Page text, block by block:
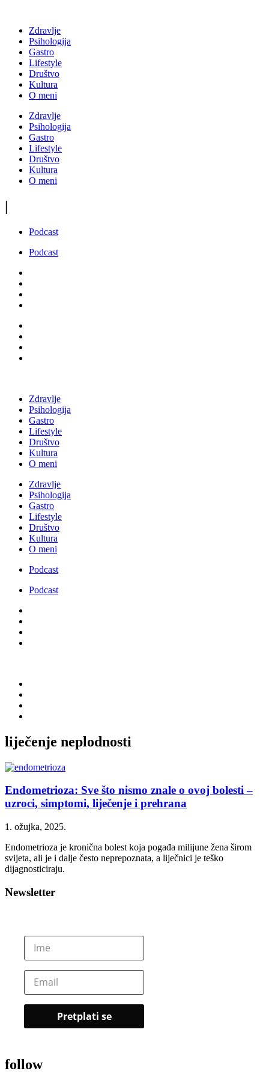
Zdravlje
Psihologija
Gastro
Lifestyle
Društvo
Kultura
O meni
Zdravlje
Psihologija
Gastro
Lifestyle
Društvo
Kultura
O meni
|
Podcast
Podcast
Zdravlje
Psihologija
Gastro
Lifestyle
Društvo
Kultura
O meni
Zdravlje
Psihologija
Gastro
Lifestyle
Društvo
Kultura
O meni
Podcast
Podcast
liječenje neplodnosti
Endometrioza: Sve što nismo znale o ovoj bolesti –
uzroci, simptomi, liječenje i prehrana
1. ožujka, 2025.
Endometrioza je kronična bolest koja pogađa milijune žena širom
svijeta, ali je i dalje često neprepoznata, a liječnici je teško
dijagnosticiraju.
Newsletter
follow